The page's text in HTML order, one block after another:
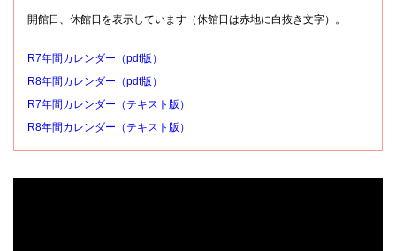
開館日、休館日を表示しています（休館日は赤地に白抜き文字）。
R7年間カレンダー（pdf版）
R8年間カレンダー（pdf版）
R7年間カレンダー（テキスト版）
R8年間カレンダー（テキスト版）